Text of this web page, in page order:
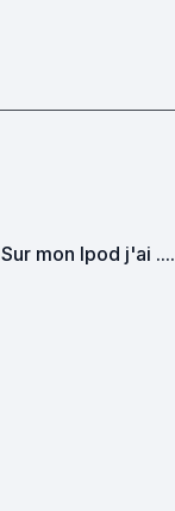
Sur mon Ipod j'ai ....